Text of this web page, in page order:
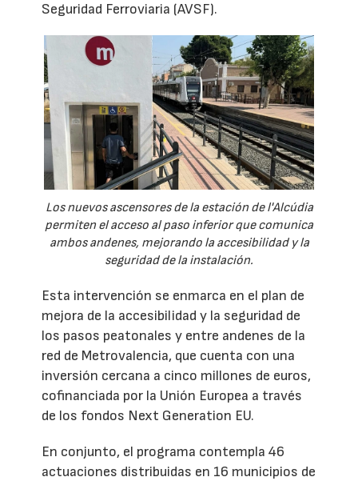
Seguridad Ferroviaria (AVSF).
Los nuevos ascensores de la estación de l'Alcúdia
permiten el acceso al paso inferior que comunica
ambos andenes, mejorando la accesibilidad y la
seguridad de la instalación.
Esta intervención se enmarca en el plan de
mejora de la accesibilidad y la seguridad de
los pasos peatonales y entre andenes de la
red de Metrovalencia, que cuenta con una
inversión cercana a cinco millones de euros,
cofinanciada por la Unión Europea a través
de los fondos Next Generation EU.
En conjunto, el programa contempla 46
actuaciones distribuidas en 16 municipios de